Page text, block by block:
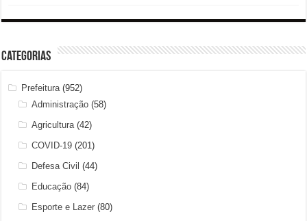
Categorias
Prefeitura (952)
Administração (58)
Agricultura (42)
COVID-19 (201)
Defesa Civil (44)
Educação (84)
Esporte e Lazer (80)